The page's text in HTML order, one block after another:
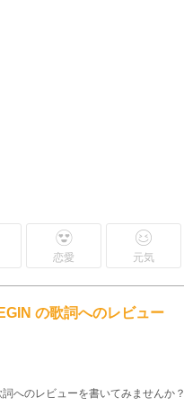
恋愛 元気
の歌詞へのレビュー
詞へのレビューを書いてみませんか？